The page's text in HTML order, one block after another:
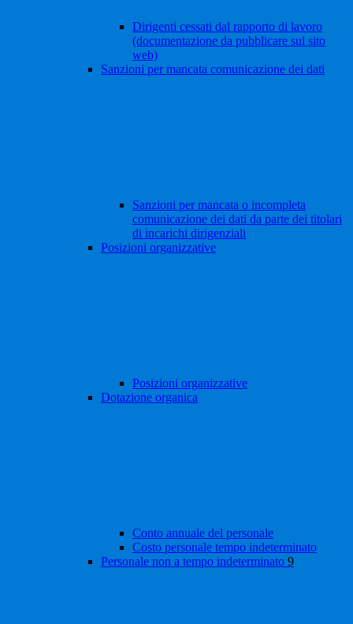
Dirigenti cessati dal rapporto di lavoro
(documentazione da pubblicare sul sito
web)
Sanzioni per mancata comunicazione dei dati
Sanzioni per mancata o incompleta
comunicazione dei dati da parte dei titolari
di incarichi dirigenziali
Posizioni organizzative
Posizioni organizzative
Dotazione organica
Conto annuale del personale
Costo personale tempo indeterminato
Personale non a tempo indeterminato 9